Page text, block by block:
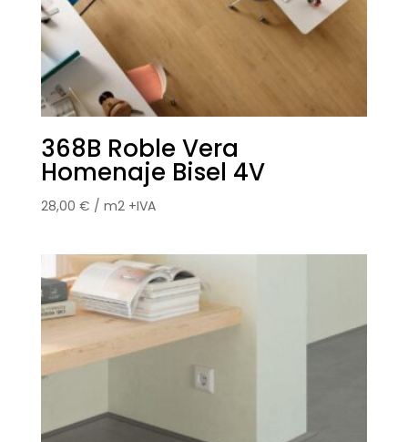
368B Roble Vera
Homenaje Bisel 4V
28,00 € / m2 +IVA